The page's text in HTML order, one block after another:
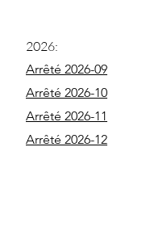
2026:
Arrêté 2026-09
Arrêté 2026-10
Arrêté 2026-11
Arrêté 2026-12